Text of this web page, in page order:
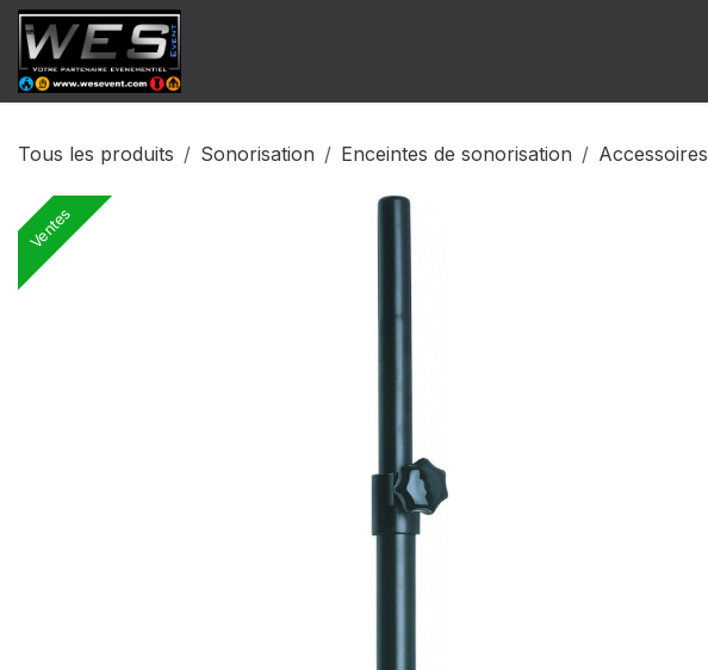
Se rendre au contenu
Tous les produits Sonorisation Enceintes de sonorisation Accessoires
Ventes